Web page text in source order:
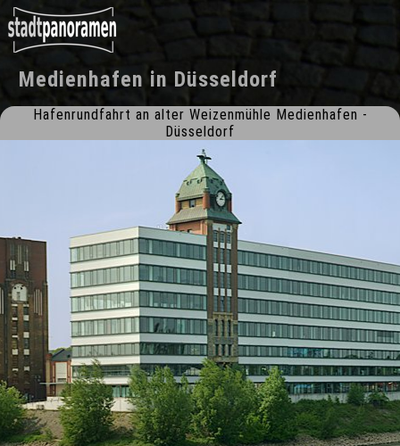
Medienhafen in Düsseldorf
Hafenrundfahrt an alter Weizenmühle Medienhafen -
Düsseldorf